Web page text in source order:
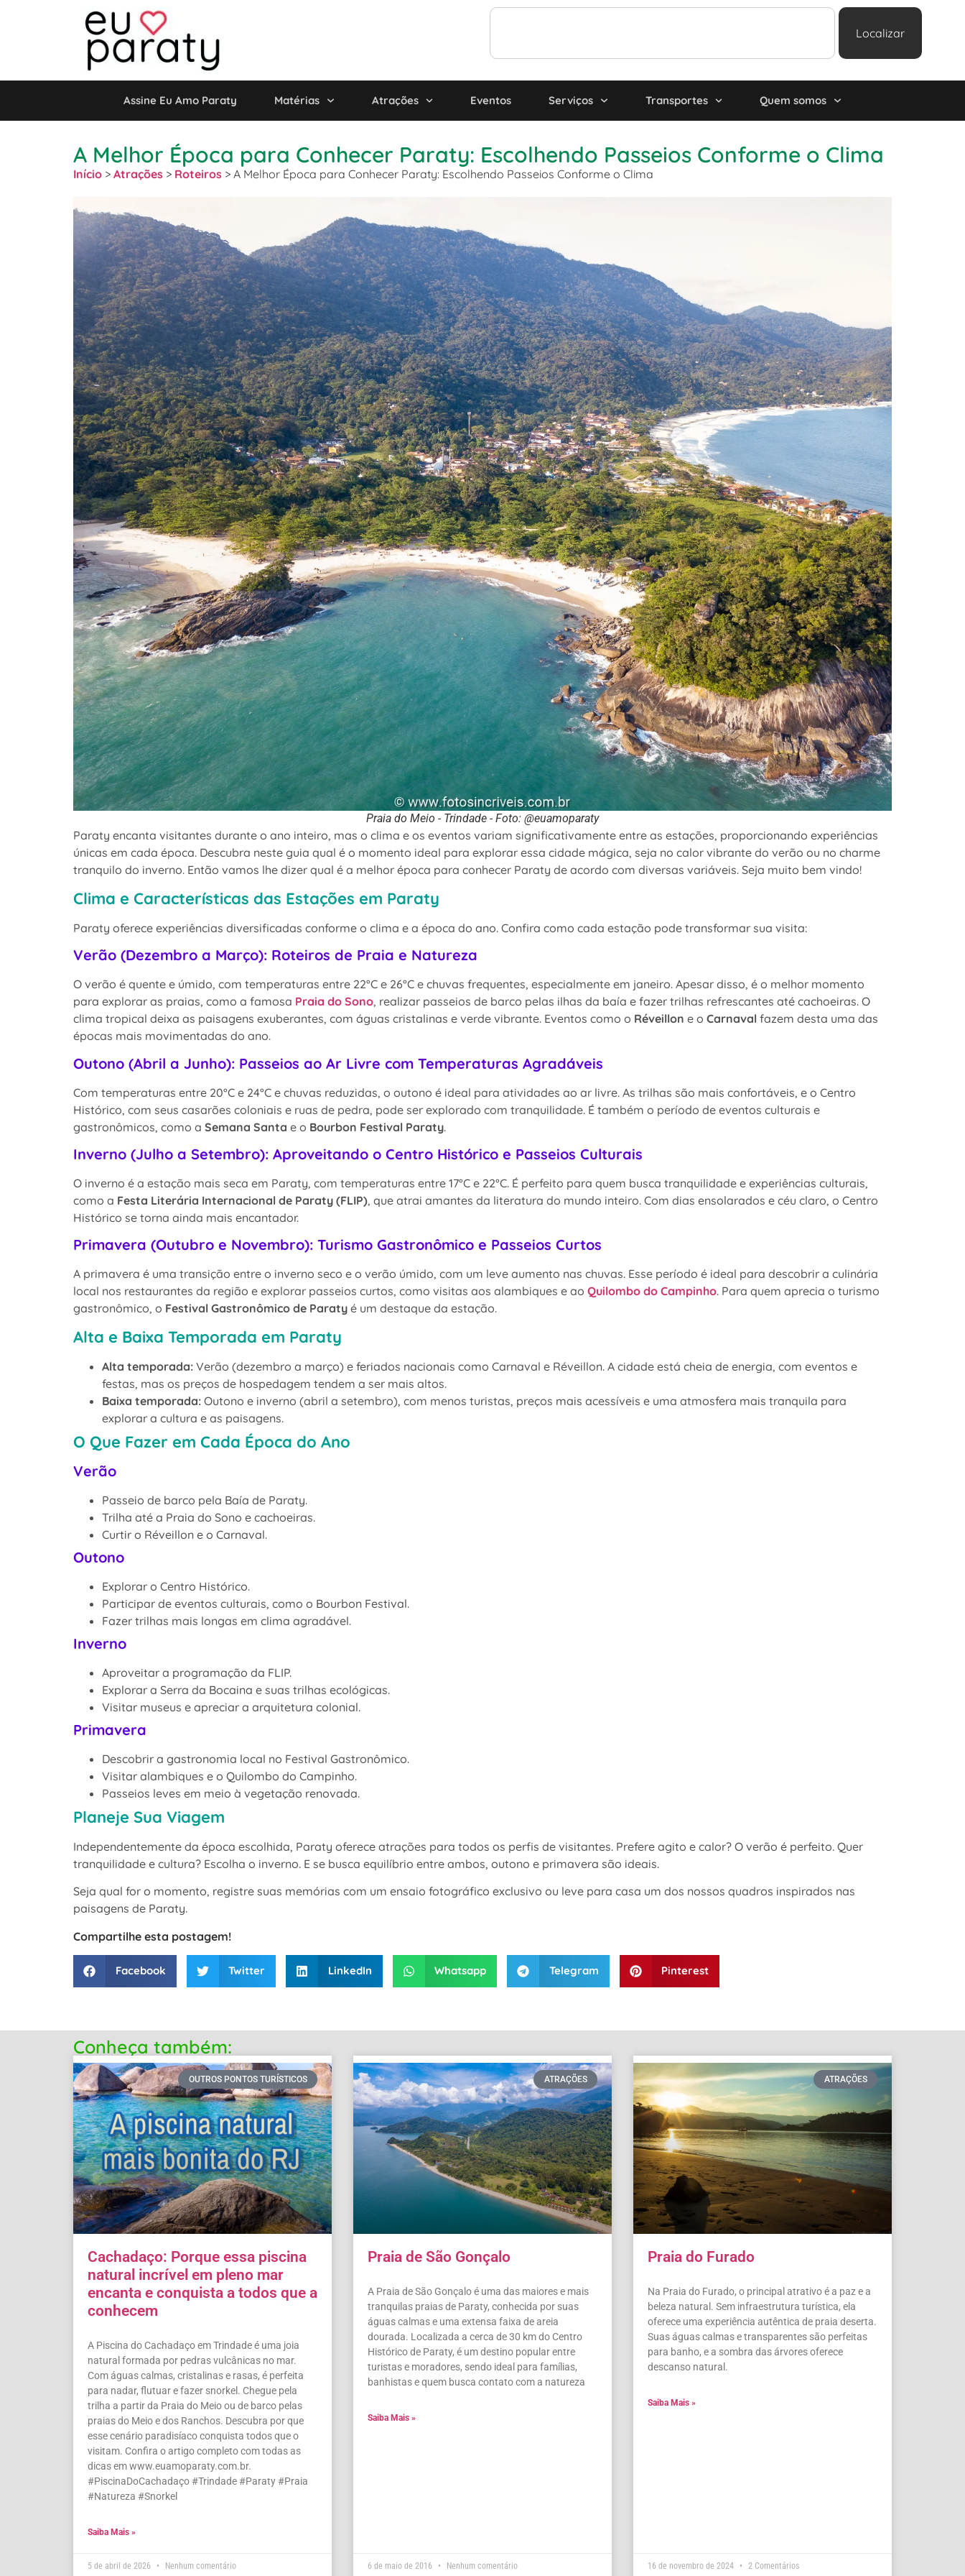
Localizar
Assine Eu Amo Paraty Matérias Atrações Eventos Serviços Transportes Quem somos
A Melhor Época para Conhecer Paraty: Escolhendo Passeios Conforme o Clima
Início > Atrações > Roteiros > A Melhor Época para Conhecer Paraty: Escolhendo Passeios Conforme o Clima
Praia do Meio - Trindade - Foto: @euamoparaty
Paraty encanta visitantes durante o ano inteiro, mas o clima e os eventos variam significativamente entre as estações, proporcionando experiências
únicas em cada época. Descubra neste guia qual é o momento ideal para explorar essa cidade mágica, seja no calor vibrante do verão ou no charme
tranquilo do inverno. Então vamos lhe dizer qual é a melhor época para conhecer Paraty de acordo com diversas variáveis. Seja muito bem vindo!
Clima e Características das Estações em Paraty
Paraty oferece experiências diversificadas conforme o clima e a época do ano. Confira como cada estação pode transformar sua visita:
Verão (Dezembro a Março): Roteiros de Praia e Natureza
O verão é quente e úmido, com temperaturas entre 22°C e 26°C e chuvas frequentes, especialmente em janeiro. Apesar disso, é o melhor momento
para explorar as praias, como a famosa Praia do Sono, realizar passeios de barco pelas ilhas da baía e fazer trilhas refrescantes até cachoeiras. O
clima tropical deixa as paisagens exuberantes, com águas cristalinas e verde vibrante. Eventos como o Réveillon e o Carnaval fazem desta uma das
épocas mais movimentadas do ano.
Outono (Abril a Junho): Passeios ao Ar Livre com Temperaturas Agradáveis
Com temperaturas entre 20°C e 24°C e chuvas reduzidas, o outono é ideal para atividades ao ar livre. As trilhas são mais confortáveis, e o Centro
Histórico, com seus casarões coloniais e ruas de pedra, pode ser explorado com tranquilidade. É também o período de eventos culturais e
gastronômicos, como a Semana Santa e o Bourbon Festival Paraty.
Inverno (Julho a Setembro): Aproveitando o Centro Histórico e Passeios Culturais
O inverno é a estação mais seca em Paraty, com temperaturas entre 17°C e 22°C. É perfeito para quem busca tranquilidade e experiências culturais,
como a Festa Literária Internacional de Paraty (FLIP), que atrai amantes da literatura do mundo inteiro. Com dias ensolarados e céu claro, o Centro
Histórico se torna ainda mais encantador.
Primavera (Outubro e Novembro): Turismo Gastronômico e Passeios Curtos
A primavera é uma transição entre o inverno seco e o verão úmido, com um leve aumento nas chuvas. Esse período é ideal para descobrir a culinária
local nos restaurantes da região e explorar passeios curtos, como visitas aos alambiques e ao Quilombo do Campinho. Para quem aprecia o turismo
gastronômico, o Festival Gastronômico de Paraty é um destaque da estação.
Alta e Baixa Temporada em Paraty
Alta temporada: Verão (dezembro a março) e feriados nacionais como Carnaval e Réveillon. A cidade está cheia de energia, com eventos e
festas, mas os preços de hospedagem tendem a ser mais altos.
Baixa temporada: Outono e inverno (abril a setembro), com menos turistas, preços mais acessíveis e uma atmosfera mais tranquila para
explorar a cultura e as paisagens.
O Que Fazer em Cada Época do Ano
Verão
Passeio de barco pela Baía de Paraty.
Trilha até a Praia do Sono e cachoeiras.
Curtir o Réveillon e o Carnaval.
Outono
Explorar o Centro Histórico.
Participar de eventos culturais, como o Bourbon Festival.
Fazer trilhas mais longas em clima agradável.
Inverno
Aproveitar a programação da FLIP.
Explorar a Serra da Bocaina e suas trilhas ecológicas.
Visitar museus e apreciar a arquitetura colonial.
Primavera
Descobrir a gastronomia local no Festival Gastronômico.
Visitar alambiques e o Quilombo do Campinho.
Passeios leves em meio à vegetação renovada.
Planeje Sua Viagem
Independentemente da época escolhida, Paraty oferece atrações para todos os perfis de visitantes. Prefere agito e calor? O verão é perfeito. Quer
tranquilidade e cultura? Escolha o inverno. E se busca equilíbrio entre ambos, outono e primavera são ideais.
Seja qual for o momento, registre suas memórias com um ensaio fotográfico exclusivo ou leve para casa um dos nossos quadros inspirados nas
paisagens de Paraty.
Compartilhe esta postagem!
Facebook Twitter LinkedIn Whatsapp Telegram Pinterest
Conheça também:
OUTROS PONTOS TURÍSTICOS
Cachadaço: Porque essa piscina
natural incrível em pleno mar
encanta e conquista a todos que a
conhecem
A Piscina do Cachadaço em Trindade é uma joia
natural formada por pedras vulcânicas no mar.
Com águas calmas, cristalinas e rasas, é perfeita
para nadar, flutuar e fazer snorkel. Chegue pela
trilha a partir da Praia do Meio ou de barco pelas
praias do Meio e dos Ranchos. Descubra por que
esse cenário paradisíaco conquista todos que o
visitam. Confira o artigo completo com todas as
dicas em www.euamoparaty.com.br.
#PiscinaDoCachadaço #Trindade #Paraty #Praia
#Natureza #Snorkel
Saiba Mais »
5 de abril de 2026 Nenhum comentário
ATRAÇÕES
Praia de São Gonçalo
A Praia de São Gonçalo é uma das maiores e mais
tranquilas praias de Paraty, conhecida por suas
águas calmas e uma extensa faixa de areia
dourada. Localizada a cerca de 30 km do Centro
Histórico de Paraty, é um destino popular entre
turistas e moradores, sendo ideal para famílias,
banhistas e quem busca contato com a natureza
Saiba Mais »
6 de maio de 2016 Nenhum comentário
ATRAÇÕES
Praia do Furado
Na Praia do Furado, o principal atrativo é a paz e a
beleza natural. Sem infraestrutura turística, ela
oferece uma experiência autêntica de praia deserta.
Suas águas calmas e transparentes são perfeitas
para banho, e a sombra das árvores oferece
descanso natural.
Saiba Mais »
16 de novembro de 2024 2 Comentários